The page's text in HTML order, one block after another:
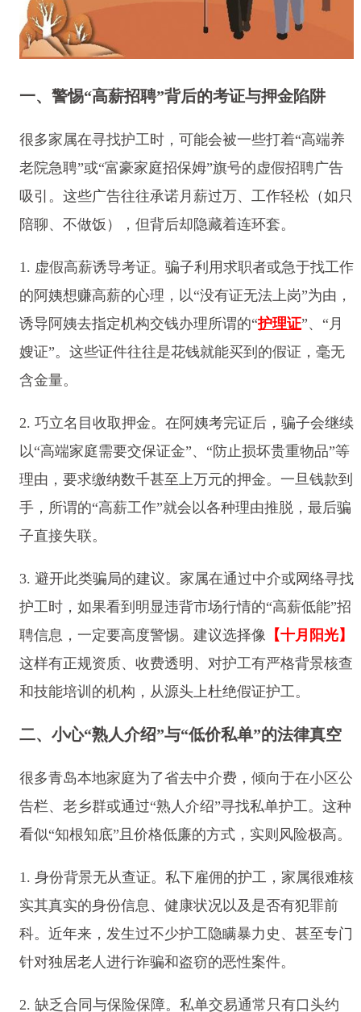
一、警惕“高薪招聘”背后的考证与押金陷阱
很多家属在寻找护工时，可能会被一些打着“高端养
老院急聘”或“富豪家庭招保姆”旗号的虚假招聘广告
吸引。这些广告往往承诺月薪过万、工作轻松（如只
陪聊、不做饭），但背后却隐藏着连环套。
1. 虚假高薪诱导考证。骗子利用求职者或急于找工作
的阿姨想赚高薪的心理，以“没有证无法上岗”为由，
诱导阿姨去指定机构交钱办理所谓的“护理证”、“月
嫂证”。这些证件往往是花钱就能买到的假证，毫无
含金量。
2. 巧立名目收取押金。在阿姨考完证后，骗子会继续
以“高端家庭需要交保证金”、“防止损坏贵重物品”等
理由，要求缴纳数千甚至上万元的押金。一旦钱款到
手，所谓的“高薪工作”就会以各种理由推脱，最后骗
子直接失联。
3. 避开此类骗局的建议。家属在通过中介或网络寻找
护工时，如果看到明显违背市场行情的“高薪低能”招
聘信息，一定要高度警惕。建议选择像 【十月阳光】
这样有正规资质、收费透明、对护工有严格背景核查
和技能培训的机构，从源头上杜绝假证护工。
二、小心“熟人介绍”与“低价私单”的法律真空
很多青岛本地家庭为了省去中介费，倾向于在小区公
告栏、老乡群或通过“熟人介绍”寻找私单护工。这种
看似“知根知底”且价格低廉的方式，实则风险极高。
1. 身份背景无从查证。私下雇佣的护工，家属很难核
实其真实的身份信息、健康状况以及是否有犯罪前
科。近年来，发生过不少护工隐瞒暴力史、甚至专门
针对独居老人进行诈骗和盗窃的恶性案件。
2. 缺乏合同与保险保障。私单交易通常只有口头约